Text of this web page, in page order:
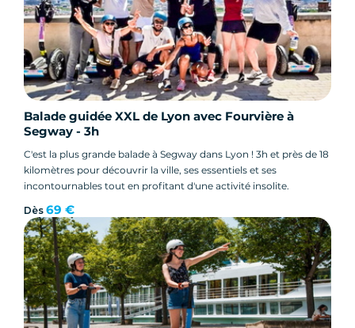
Balade guidée XXL de Lyon avec Fourvière à
Segway - 3h
C'est la plus grande balade à Segway dans Lyon ! 3h et près de 18
kilomètres pour découvrir la ville, ses essentiels et ses
incontournables tout en profitant d'une activité insolite.
Dès 69 €